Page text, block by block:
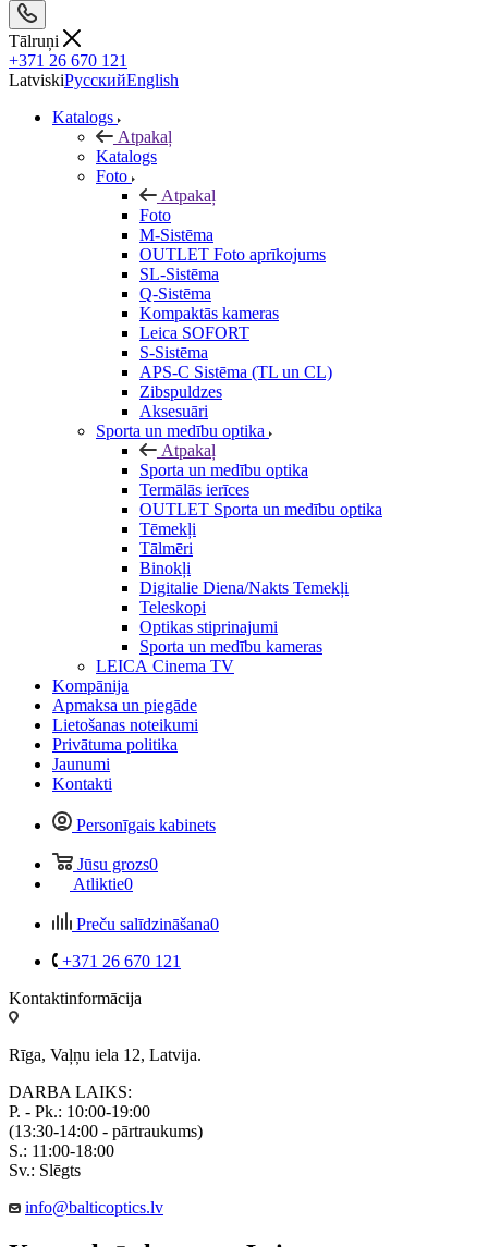
Tālruņi
+371 26 670 121
LatviskiРусскийEnglish
Katalogs
Atpakaļ
Katalogs
Foto
Atpakaļ
Foto
M-Sistēma
OUTLET Foto aprīkojums
SL-Sistēma
Q-Sistēma
Kompaktās kameras
Leica SOFORT
S-Sistēma
APS-C Sistēma (TL un CL)
Zibspuldzes
Aksesuāri
Sporta un medību optika
Atpakaļ
Sporta un medību optika
Termālās ierīces
OUTLET Sporta un medību optika
Tēmekļi
Tālmēri
Binokļi
Digitalie Diena/Nakts Temekļi
Teleskopi
Optikas stiprinajumi
Sporta un medību kameras
LEICA Cinema TV
Kompānija
Apmaksa un piegāde
Lietošanas noteikumi
Privātuma politika
Jaunumi
Kontakti
Personīgais kabinets
Jūsu grozs0
Atliktie0
Preču salīdzināšana0
+371 26 670 121
Kontaktinformācija
Rīga, Vaļņu iela 12, Latvija.
DARBA LAIKS:
P. - Pk.: 10:00-19:00
(13:30-14:00 - pārtraukums)
S.: 11:00-18:00
Sv.: Slēgts
info@balticoptics.lv